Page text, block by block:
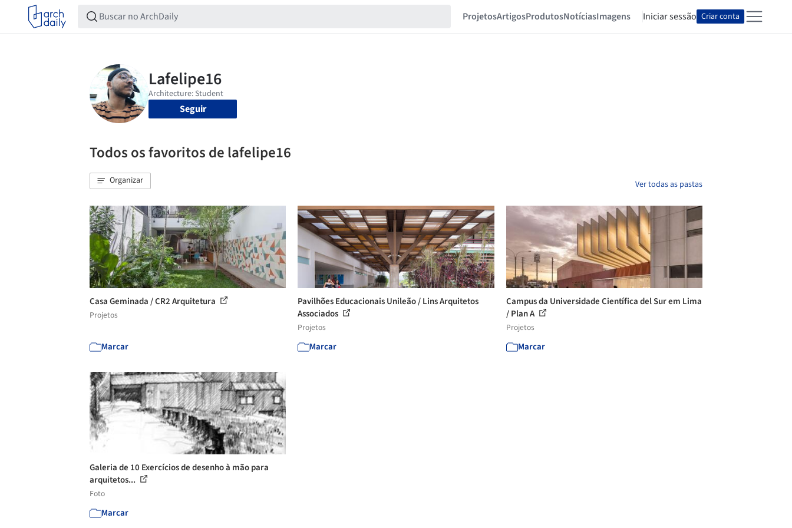
ProjetosArtigosProdutosNotíciasImagens Iniciar sessão Criar conta
Seguir
Todos os favoritos de lafelipe16
Organizar Ver todas as pastas
Casa Geminada / CR2 Arquitetura
Projetos
Marcar
Pavilhões Educacionais Unileão / Lins Arquitetos
Associados
Projetos
Marcar
Campus da Universidade Científica del Sur em Lima
/ Plan A
Projetos
Marcar
Galeria de 10 Exercícios de desenho à mão para
arquitetos...
Foto
Marcar